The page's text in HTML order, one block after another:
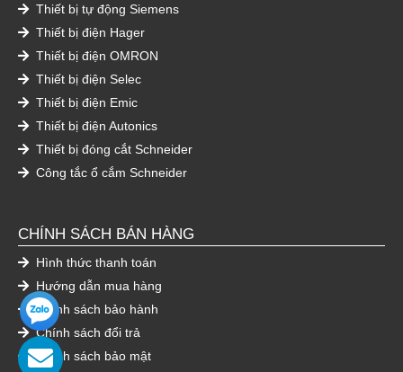
Thiết bị tự động Siemens
Thiết bị điện Hager
Thiết bị điện OMRON
Thiết bị điện Selec
Thiết bị điện Emic
Thiết bị điện Autonics
Thiết bị đóng cắt Schneider
Công tắc ổ cắm Schneider
CHÍNH SÁCH BÁN HÀNG
Hình thức thanh toán
Hướng dẫn mua hàng
Chính sách bảo hành
Chính sách đổi trả
Chính sách bảo mật